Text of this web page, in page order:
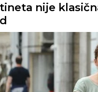
nije